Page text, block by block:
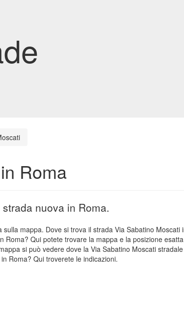
Roma
nuova in Roma.
mappa. Dove si trova il strada Via Sabatino
Roma? Qui potete trovare la mappa e la posizione
si può vedere dove la Via Sabatino Moscati
Roma? Qui troverete le indicazioni.